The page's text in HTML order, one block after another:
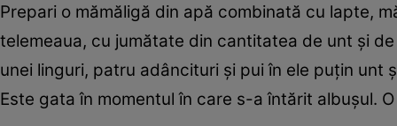
Prepari o mămăligă din apă combinată cu lapte,
telemeaua, cu jumătate din cantitatea de unt şi
unei linguri, patru adâncituri şi pui în ele puţin unt
Este gata în momentul în care s-a întărit albuşul.